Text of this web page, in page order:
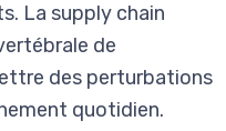
La supply chain
de
des perturbations
quotidien.